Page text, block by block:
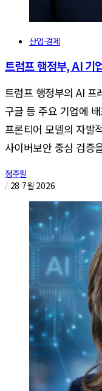
산업·경제
트럼프 행정부, AI 기
트럼프 행정부의 AI
구글 등 주요 기업에
프론티어 모델의 자발
사이버보안 중심 검증
정주필
/ 28 7월 2026